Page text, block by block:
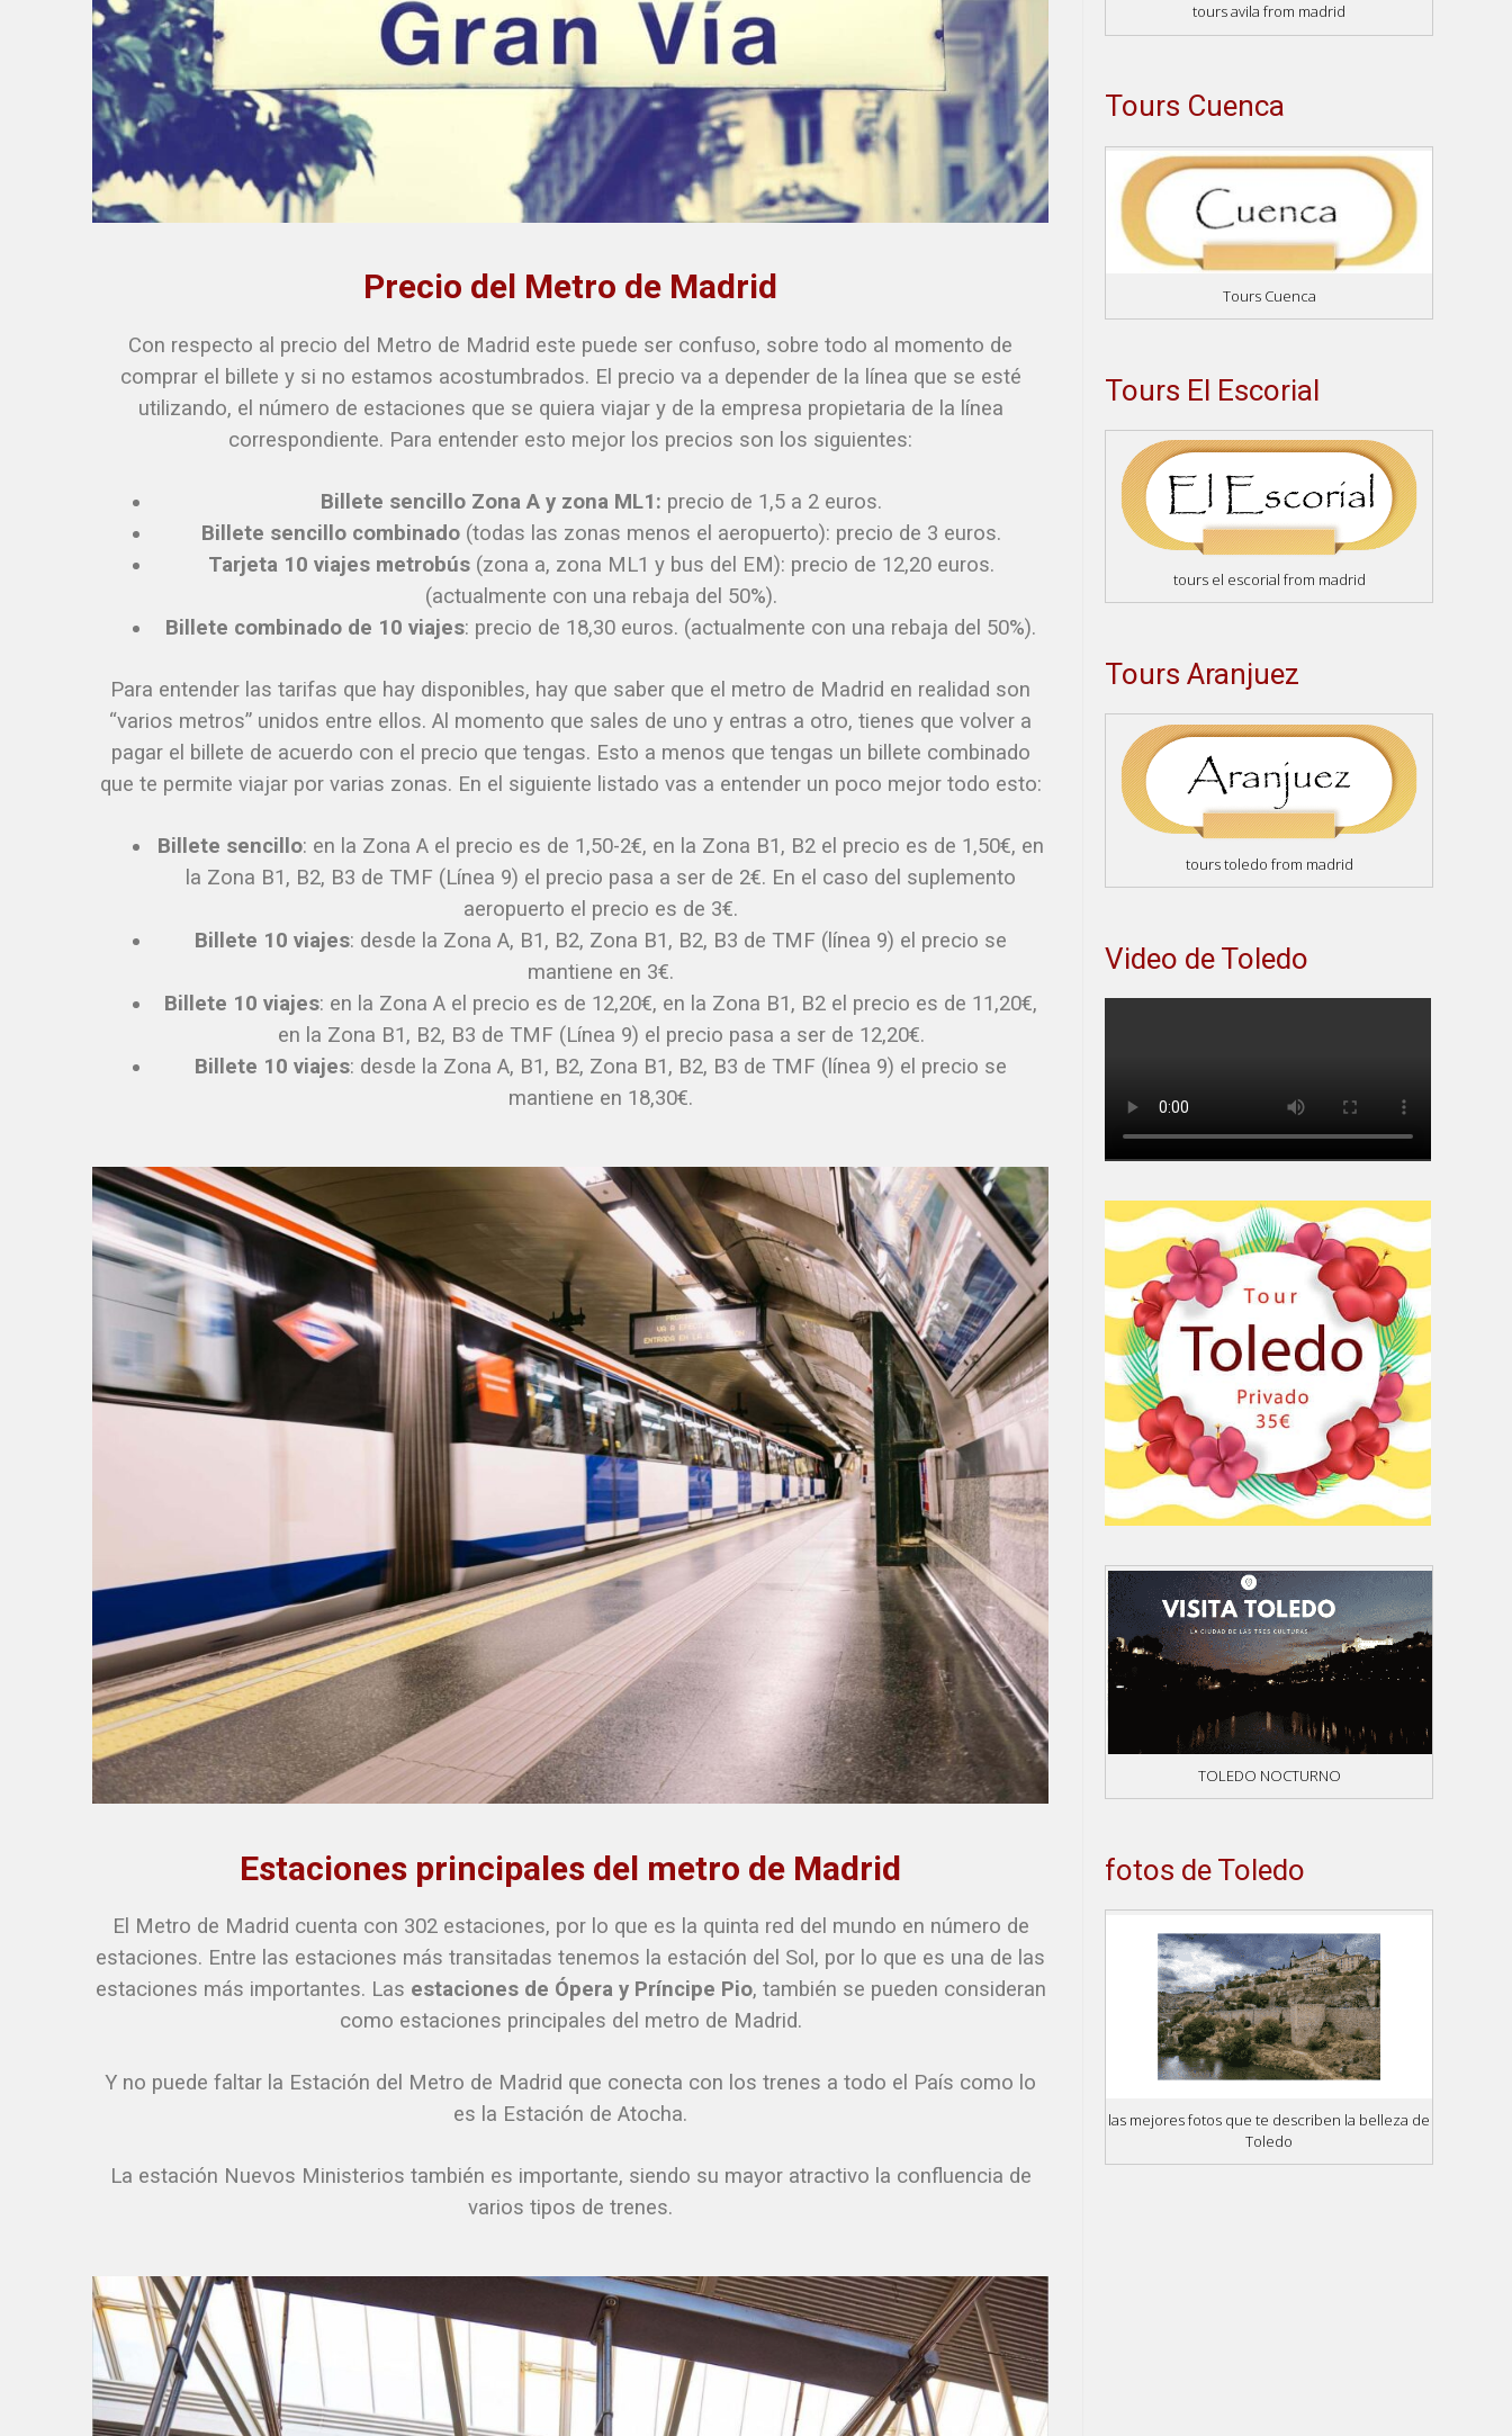
Precio del Metro de Madrid
Con respecto al precio del Metro de Madrid este puede ser confuso, sobre todo al momento de
comprar el billete y si no estamos acostumbrados. El precio va a depender de la línea que se esté
utilizando, el número de estaciones que se quiera viajar y de la empresa propietaria de la línea
correspondiente. Para entender esto mejor los precios son los siguientes:
Billete sencillo Zona A y zona ML1: precio de 1,5 a 2 euros.
Billete sencillo combinado(todas las zonas menos el aeropuerto): precio de 3 euros.
Tarjeta 10 viajes metrobús(zona a, zona ML1 y bus del EM): precio de 12,20 euros.
(actualmente con una rebaja del 50%).
Billete combinado de 10 viajes: precio de 18,30 euros. (actualmente con una rebaja del 50%).
Para entender las tarifas que hay disponibles, hay que saber que el metro de Madrid en realidad son
“varios metros” unidos entre ellos. Al momento que sales de uno y entras a otro, tienes que volver a
pagar el billete de acuerdo con el precio que tengas. Esto a menos que tengas un billete combinado
que te permite viajar por varias zonas. En el siguiente listado vas a entender un poco mejor todo esto:
Billete sencillo: en la Zona A el precio es de 1,50-2€, en la Zona B1, B2 el precio es de 1,50€, en
la Zona B1, B2, B3 de TMF (Línea 9) el precio pasa a ser de 2€. En el caso del suplemento
aeropuerto el precio es de 3€.
Billete 10 viajes: desde la Zona A, B1, B2, Zona B1, B2, B3 de TMF (línea 9) el precio se
mantiene en 3€.
Billete 10 viajes: en la Zona A el precio es de 12,20€, en la Zona B1, B2 el precio es de 11,20€,
en la Zona B1, B2, B3 de TMF (Línea 9) el precio pasa a ser de 12,20€.
Billete 10 viajes: desde la Zona A, B1, B2, Zona B1, B2, B3 de TMF (línea 9) el precio se
mantiene en 18,30€.
Estaciones principales del metro de Madrid
El Metro de Madrid cuenta con 302 estaciones, por lo que es la quinta red del mundo en número de
estaciones. Entre las estaciones más transitadas tenemos la estación del Sol, por lo que es una de las
estaciones más importantes. Las estaciones de Ópera y Príncipe Pio, también se pueden consideran
como estaciones principales del metro de Madrid.
Y no puede faltar la Estación del Metro de Madrid que conecta con los trenes a todo el País como lo
es la Estación de Atocha.
La estación Nuevos Ministerios también es importante, siendo su mayor atractivo la confluencia de
varios tipos de trenes.
tours avila from madrid
Tours Cuenca
Tours Cuenca
Tours El Escorial
tours el escorial from madrid
Tours Aranjuez
tours toledo from madrid
Video de Toledo
TOLEDO NOCTURNO
fotos de Toledo
las mejores fotos que te describen la belleza de
Toledo